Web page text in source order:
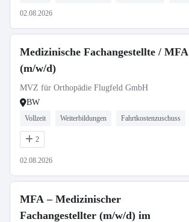
02.08.2026
Medizinische Fachangestellte / MFA
(m/w/d)
MVZ für Orthopädie Flugfeld GmbH
BW
Vollzeit Weiterbildungen Fahrtkostenzuschuss
2
02.08.2026
MFA – Medizinischer
Fachangestellter (m/w/d) im